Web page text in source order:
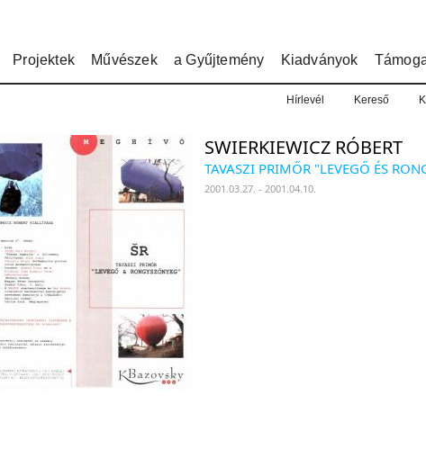
Projektek Művészek a Gyűjtemény Kiadványok
Hírlevél Kereső
SWIERKIEWICZ RÓBERT
TAVASZI PRIMŐR "LEVEGŐ ÉS
2001.03.27. - 2001.04.10.